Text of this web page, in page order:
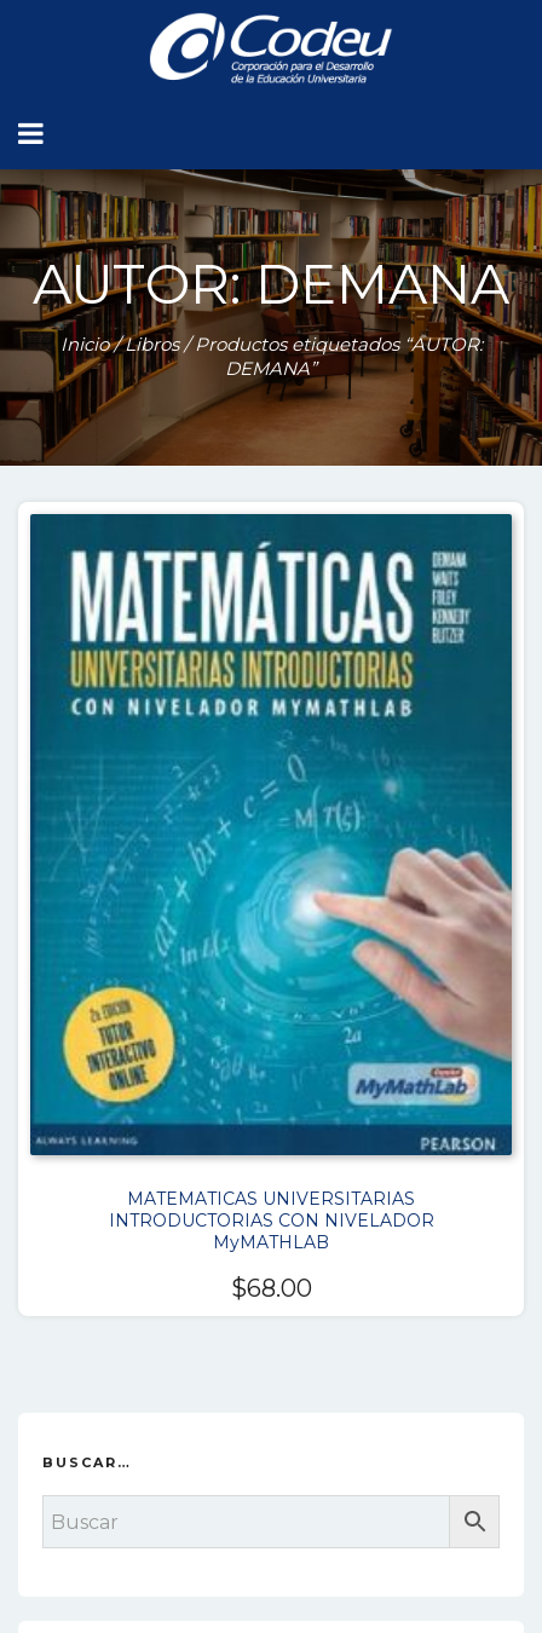
AUTOR: DEMANA
Inicio/Libros/ Productos etiquetados “AUTOR:
DEMANA”
MATEMATICAS UNIVERSITARIAS
INTRODUCTORIAS CON NIVELADOR
MyMATHLAB
$68.00
BUSCAR…